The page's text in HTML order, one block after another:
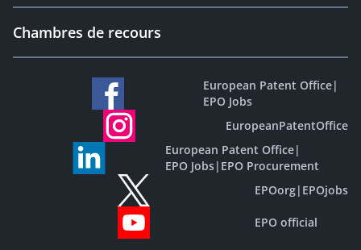
Chambres de recours
European Patent Office|
EPO Jobs
EuropeanPatentOffice
European Patent Office|
EPO Jobs| EPO Procurement
EPOorg| EPOjobs
EPO official